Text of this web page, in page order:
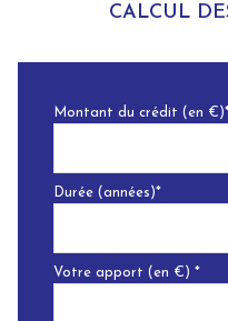
CALCUL
Montant du crédit (en
Durée (années)*
Votre apport (en €) *